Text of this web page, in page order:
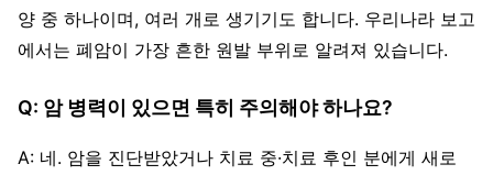
양 중 하나이며, 여러 개로 생기기도 합니다. 우리나라 보고
에서는 폐암이 가장 흔한 원발 부위로 알려져 있습니다.
Q: 암 병력이 있으면 특히 주의해야 하나요?
A: 네. 암을 진단받았거나 치료 중·치료 후인 분에게 새로